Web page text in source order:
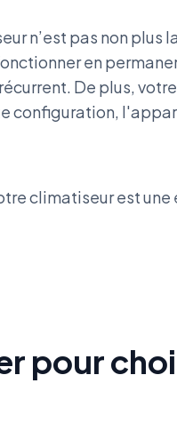
n’est pas non plus
en
De plus,
configuration,
climatiseur est une
pour